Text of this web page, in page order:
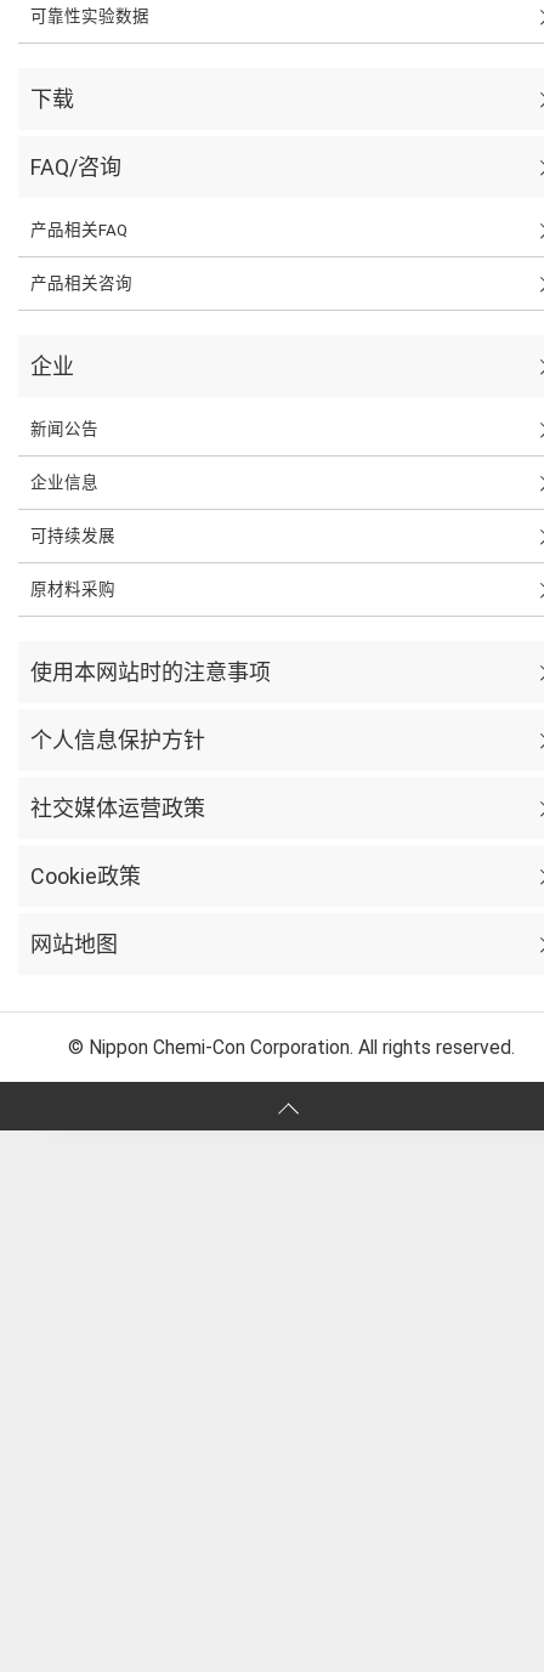
可靠性实验数据
下载
FAQ/咨询
产品相关FAQ
产品相关咨询
企业
新闻公告
企业信息
可持续发展
原材料采购
使用本网站时的注意事项
个人信息保护方针
社交媒体运营政策
Cookie政策
网站地图
© Nippon Chemi-Con Corporation. All rights reserved.